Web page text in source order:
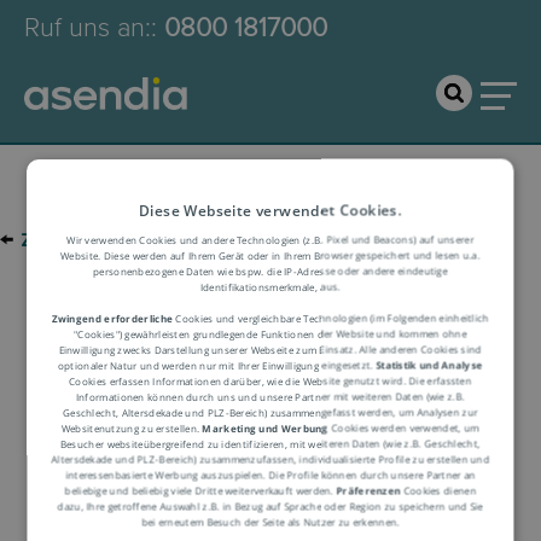
Ruf uns an:: 0800 1817000
← zur Glossar-Übersicht
Logistik-Glossar
Begriffserklärung
Diese Webseite verwendet Cookies.
Wir verwenden Cookies und andere Technologien (z.B. Pixel und Beacons) auf unserer
Website. Diese werden auf Ihrem Gerät oder in Ihrem Browser gespeichert und lesen u.a.
personenbezogene Daten wie bspw. die IP-Adresse oder andere eindeutige
Identifikationsmerkmale, aus.
Zwingend erforderlicheCookies und vergleichbare Technologien (im Folgenden einheitlich
"Cookies") gewährleisten grundlegende Funktionen der Website und kommen ohne
Einwilligung zwecks Darstellung unserer Webseite zum Einsatz. Alle anderen Cookies sind
optionaler Natur und werden nur mit Ihrer Einwilligung eingesetzt.Statistik und Analyse
Cookies erfassen Informationen darüber, wie die Website genutzt wird. Die erfassten
Informationen können durch uns und unsere Partner mit weiteren Daten (wie z.B.
Geschlecht, Altersdekade und PLZ-Bereich) zusammengefasst werden, um Analysen zur
Websitenutzung zu erstellen.Marketing und Werbung Cookies werden verwendet, um
Besucher websiteübergreifend zu identifizieren, mit weiteren Daten (wie z.B. Geschlecht,
Altersdekade und PLZ-Bereich) zusammenzufassen, individualisierte Profile zu erstellen und
interessenbasierte Werbung auszuspielen. Die Profile können durch unsere Partner an
beliebige und beliebig viele Dritte weiterverkauft werden.PräferenzenCookies dienen
dazu, Ihre getroffene Auswahl z.B. in Bezug auf Sprache oder Region zu speichern und Sie
bei erneutem Besuch der Seite als Nutzer zu erkennen.